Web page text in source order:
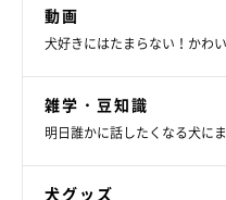
動画
犬好きにはたまらない！かわ
雑学・豆知識
明日誰かに話したくなる犬に
犬グッズ